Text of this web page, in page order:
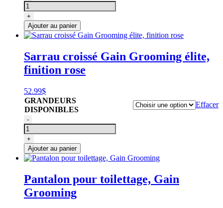
de
Sac
transport
outils
de
Gain
Grooming
+
Ajouter au panier
Sarrau croissé Gain Grooming élite,
finition rose
52.99$
GRANDEURS
DISPONIBLES
Effacer
quantité
de
Sarrau
croissé
Gain
Grooming
finition
rose
-
+
Ajouter au panier
Pantalon pour toilettage, Gain
Grooming